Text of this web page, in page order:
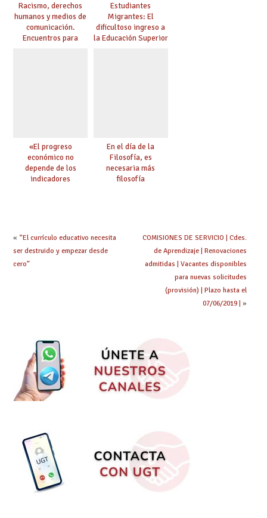
Racismo, derechos
humanos y medios de
comunicación.
Encuentros para
Estudiantes
Migrantes: El
dificultoso ingreso a
la Educación Superior
«El progreso
económico no
depende de los
indicadores
En el día de la
Filosofía, es
necesaria más
filosofía
« “El currículo educativo necesita
ser destruido y empezar desde
cero”
COMISIONES DE SERVICIO | Cdes.
de Aprendizaje | Renovaciones
admitidas | Vacantes disponibles
para nuevas solicitudes
(provisión) | Plazo hasta el
07/06/2019 | »